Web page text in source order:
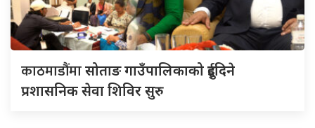
काठमाडौंमासोताङ गाउँपालिकाको दुईदिने
प्रशासनिक सेवा शिविर सुरु